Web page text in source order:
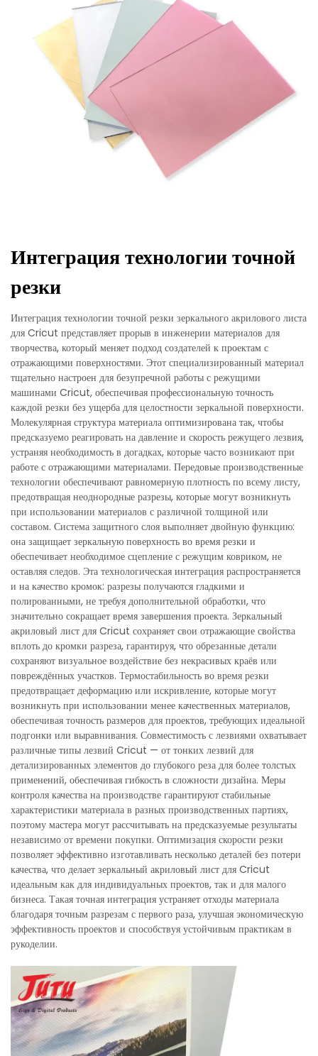
Интеграция технологии точной
резки
Интеграция технологии точной резки зеркального акрилового листа
для Cricut представляет прорыв в инженерии материалов для
творчества, который меняет подход создателей к проектам с
отражающими поверхностями. Этот специализированный материал
тщательно настроен для безупречной работы с режущими
машинами Cricut, обеспечивая профессиональную точность
каждой резки без ущерба для целостности зеркальной поверхности.
Молекулярная структура материала оптимизирована так, чтобы
предсказуемо реагировать на давление и скорость режущего лезвия,
устраняя необходимость в догадках, которые часто возникают при
работе с отражающими материалами. Передовые производственные
технологии обеспечивают равномерную плотность по всему листу,
предотвращая неоднородные разрезы, которые могут возникнуть
при использовании материалов с различной толщиной или
составом. Система защитного слоя выполняет двойную функцию:
она защищает зеркальную поверхность во время резки и
обеспечивает необходимое сцепление с режущим ковриком, не
оставляя следов. Эта технологическая интеграция распространяется
и на качество кромок: разрезы получаются гладкими и
полированными, не требуя дополнительной обработки, что
значительно сокращает время завершения проекта. Зеркальный
акриловый лист для Cricut сохраняет свои отражающие свойства
вплоть до кромки разреза, гарантируя, что обрезанные детали
сохраняют визуальное воздействие без некрасивых краёв или
повреждённых участков. Термостабильность во время резки
предотвращает деформацию или искривление, которые могут
возникнуть при использовании менее качественных материалов,
обеспечивая точность размеров для проектов, требующих идеальной
подгонки или выравнивания. Совместимость с лезвиями охватывает
различные типы лезвий Cricut — от тонких лезвий для
детализированных элементов до глубокого реза для более толстых
применений, обеспечивая гибкость в сложности дизайна. Меры
контроля качества на производстве гарантируют стабильные
характеристики материала в разных производственных партиях,
поэтому мастера могут рассчитывать на предсказуемые результаты
независимо от времени покупки. Оптимизация скорости резки
позволяет эффективно изготавливать несколько деталей без потери
качества, что делает зеркальный акриловый лист для Cricut
идеальным как для индивидуальных проектов, так и для малого
бизнеса. Такая точная интеграция устраняет отходы материала
благодаря точным разрезам с первого раза, улучшая экономическую
эффективность проектов и способствуя устойчивым практикам в
рукоделии.